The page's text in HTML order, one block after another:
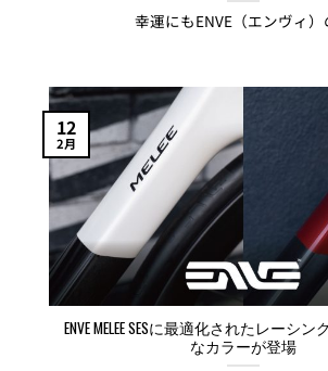
幸運にもENVE（エンヴィ）
ENVE MELEE SESに最適化されたレーシ
なカラーが登場
12
2月